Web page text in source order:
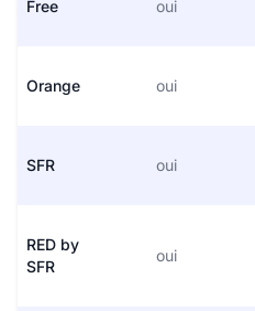
Free oui
Orange oui
SFR oui
RED by
SFR
oui